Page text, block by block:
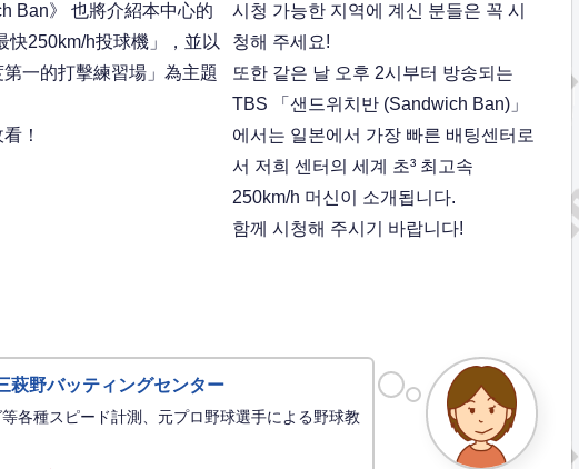
Ban》 也將介紹本中心的
快250km/h投球機」，並以
第一的打擊練習場」為主題
！
시청 가능한 지역에 계신 분들은 꼭 시
청해 주세요!
또한 같은 날 오후 2시부터 방송되는
TBS 「샌드위치반 (Sandwich Ban)」
에서는 일본에서 가장 빠른 배팅센터로
서 저희 센터의 세계 초³ 최고속
250km/h 머신이 소개됩니다.
함께 시청해 주시기 바랍니다!
萩野バッティングセンター
各種スピード計測、元プロ野球選手による野球教